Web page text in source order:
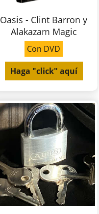
Oasis - Clint Barron y
Alakazam Magic
Con DVD
Haga "click" aquí